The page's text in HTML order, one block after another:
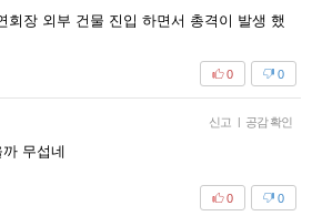
회장 외부 건물 진입 하면서 총격이 발생 했
0
0
신고 | 공감 확인
무섭네
0
0